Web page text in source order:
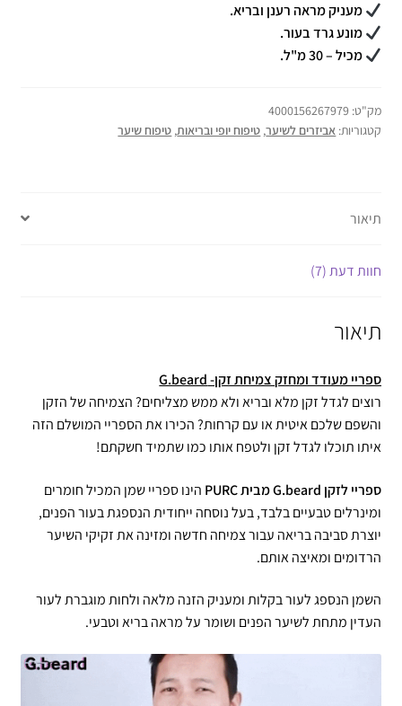
מעניק מראה רענן ובריא.
מונע גרד בעור.
מכיל –30 מ"ל.
מק"ט: 4000156267979
קטגוריות: אביזרים לשיער, טיפוח יופי ובריאות, טיפוח שיער
תיאור
חוות דעת (7)
תיאור
ספריי מעודד ומחזק צמיחת זקן- G.beard
רוצים לגדל זקן מלא ובריא ולא ממש מצליחים? הצמיחה של הזקן
והשפם שלכם איטית או עם קרחות? הכירו את הספריי המושלם הזה
איתו תוכלו לגדל זקן ולטפח אותו כמו שתמיד חשקתם!
ספריי לזקן G.beard מבית PURC
הינו ספריי שמן המכיל חומרים
ומינרלים טבעיים בלבד, בעל נוסחה ייחודית הנספגת בעור הפנים,
יוצרת סביבה בריאה עבור צמיחה חדשה ומזינה את זקיקי השיער
הרדומים ומאיצה אותם.
השמן הנספג לעור בקלות ומעניק הזנה מלאה ולחות מוגברת לעור
העדין מתחת לשיער הפנים ושומר על מראה בריא וטבעי.